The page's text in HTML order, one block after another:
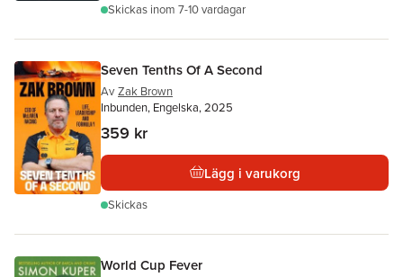
Skickas inom 7-10 vardagar
Seven Tenths Of A Second
Av Zak Brown
Inbunden, Engelska, 2025
359 kr
Lägg i varukorg
Skickas
World Cup Fever